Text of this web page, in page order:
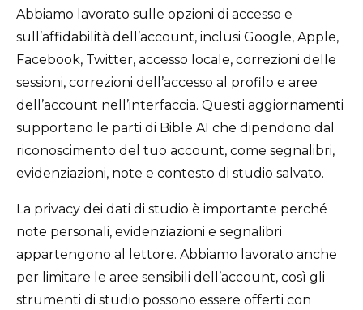
Abbiamo lavorato sulle opzioni di accesso e
sull’affidabilità dell’account, inclusi Google, Apple,
Facebook, Twitter, accesso locale, correzioni delle
sessioni, correzioni dell’accesso al profilo e aree
dell’account nell’interfaccia. Questi aggiornamenti
supportano le parti di Bible AI che dipendono dal
riconoscimento del tuo account, come segnalibri,
evidenziazioni, note e contesto di studio salvato.
La privacy dei dati di studio è importante perché
note personali, evidenziazioni e segnalibri
appartengono al lettore. Abbiamo lavorato anche
per limitare le aree sensibili dell’account, così gli
strumenti di studio possono essere offerti con